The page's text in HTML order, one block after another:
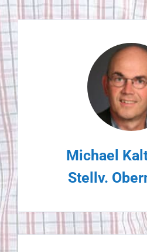
Michael
Stellv.